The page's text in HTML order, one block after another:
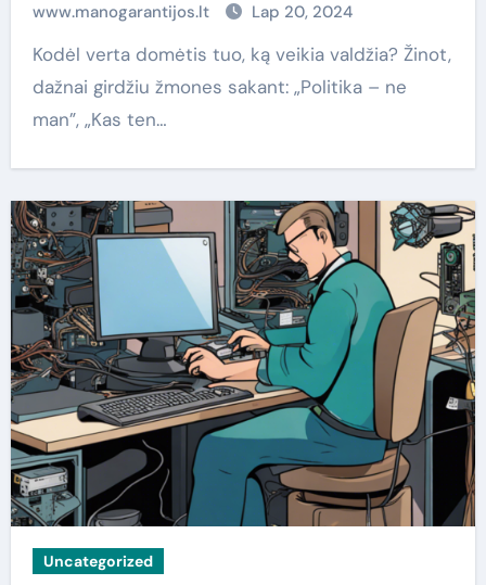
www.manogarantijos.lt Lap 20, 2024
Kodėl verta domėtis tuo, ką veikia valdžia? Žinot,
dažnai girdžiu žmones sakant: „Politika – ne
man”, „Kas ten…
Uncategorized